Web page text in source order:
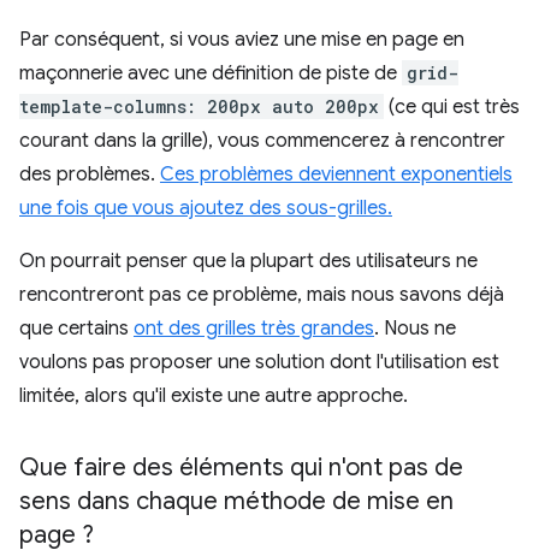
Par conséquent, si vous aviez une mise en page en
maçonnerie avec une définition de piste de grid-
template-columns: 200px auto 200px (ce qui est très
courant dans la grille), vous commencerez à rencontrer
des problèmes. Ces problèmes deviennent exponentiels
une fois que vous ajoutez des sous-grilles.
On pourrait penser que la plupart des utilisateurs ne
rencontreront pas ce problème, mais nous savons déjà
que certains ont des grilles très grandes. Nous ne
voulons pas proposer une solution dont l'utilisation est
limitée, alors qu'il existe une autre approche.
Que faire des éléments qui n'ont pas de
sens dans chaque méthode de mise en
page ?